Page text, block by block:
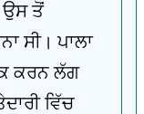
ਉਸ ਤੋਂ
ਸੀ। ਪਾਲਾ
ਕਰਨ ਲੱਗ
ਵਿੱਚ